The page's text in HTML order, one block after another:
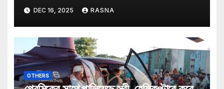
DEC 16, 2025 RASNA
OTHERS